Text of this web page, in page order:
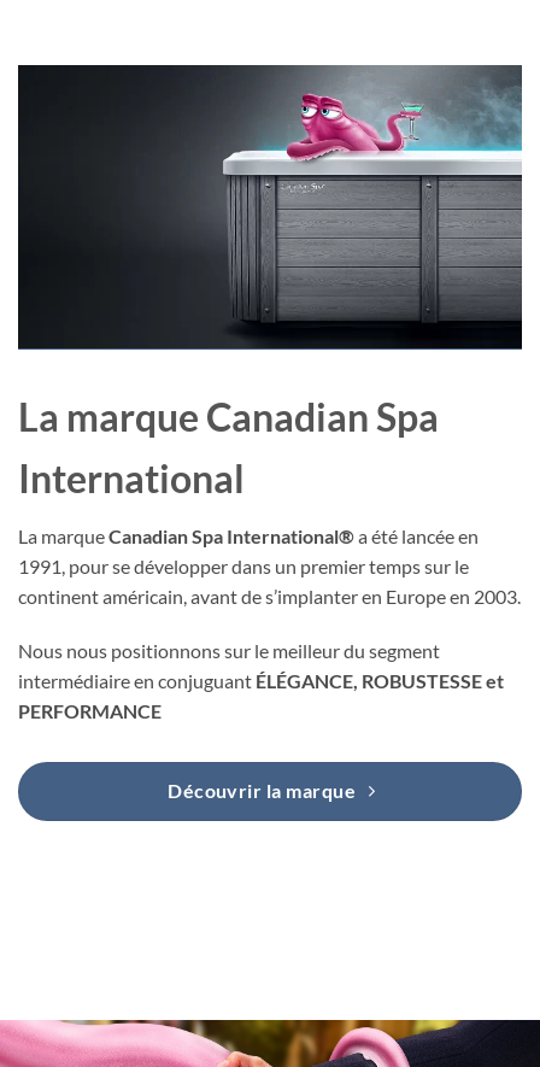
La marque Canadian Spa
International
La marqueCanadian Spa International®a été lancée en
1991, pour se développer dans un premier temps sur le
continent américain, avant de s’implanter en Europe en 2003.
Nous nous positionnons sur le meilleur du segment
intermédiaire en conjuguant ÉLÉGANCE, ROBUSTESSE et
PERFORMANCE
Découvrir la marque